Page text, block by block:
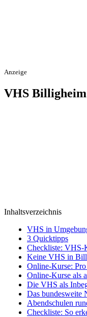
Anzeige
VHS
Inhaltsverzeichnis
VHS in
3 Quicktipps
Checkliste: VHS-
Keine VHS in
Online-Kurse:
Online-Kurse als
Die VHS als
Das bundesweite
Abendschulen
Checkliste: So